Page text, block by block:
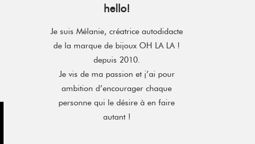
hello!
Je suis Mélanie, créatrice autodidacte
de la marque de bijoux OH LA LA !
depuis 2010.
Je vis de ma passion et j’ai pour
ambition d’encourager chaque
personne qui le désire à en faire
autant !